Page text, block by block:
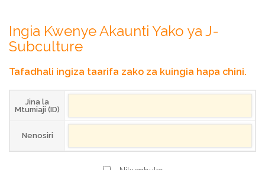
Ingia Kwenye Akaunti Yako ya J-
Subculture
Tafadhali ingiza taarifa zako za kuingia hapa chini.
Jina la
Mtumiaji (ID)
Nenosiri